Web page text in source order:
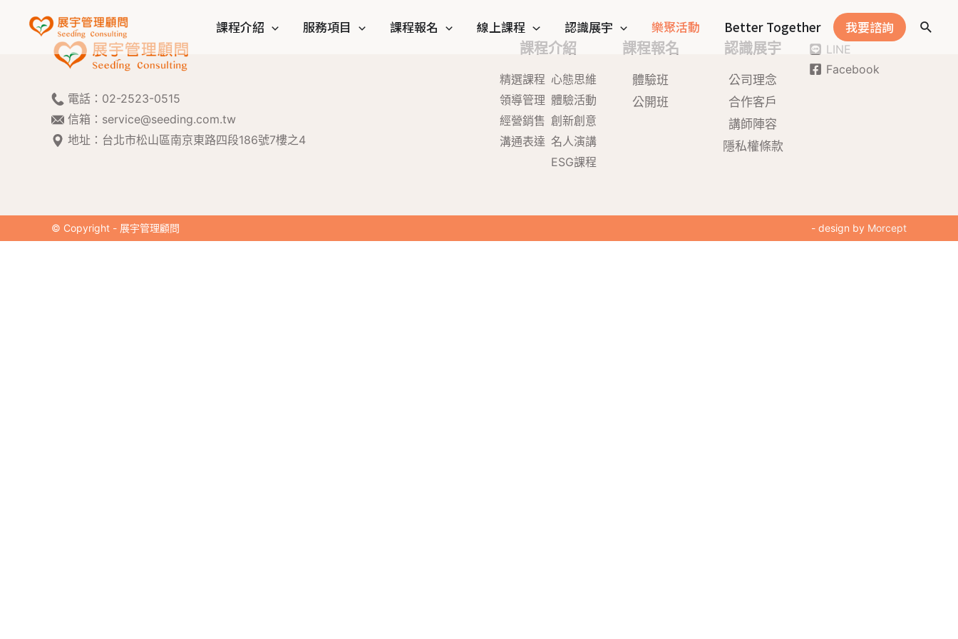
課程介紹 服務項目 課程報名 線上課程 認識展宇 樂聚活動 Better Together 我要諮詢
電話： 02-2523-0515
信箱： service@seeding.com.tw
地址：台北市松山區南京東路四段186號7樓之4
課程介紹
精選課程
領導管理
經營銷售
溝通表達
心態思維
體驗活動
創新創意
名人演講
ESG課程
課程報名
體驗班
公開班
認識展宇
公司理念
合作客戶
講師陣容
隱私權條款
LINE
Facebook
© Copyright - 展宇管理顧問 - design by Morcept